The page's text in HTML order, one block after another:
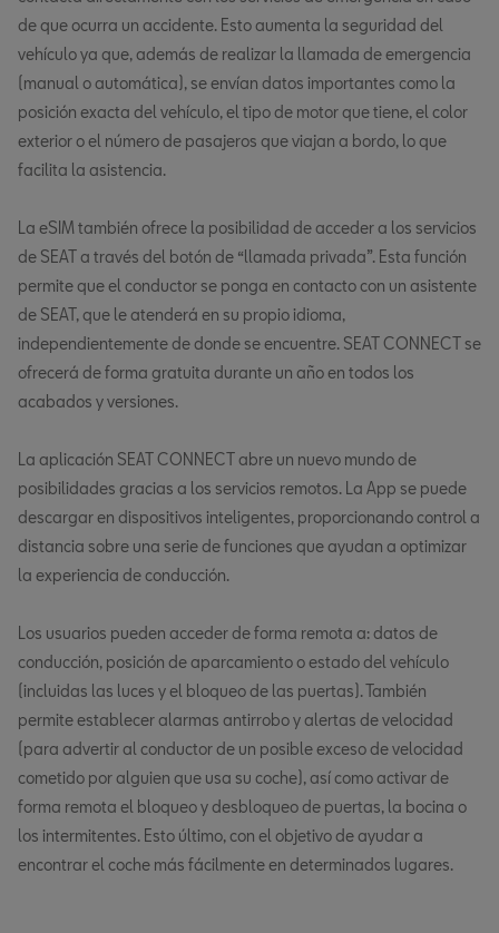
de que ocurra un accidente. Esto aumenta la seguridad del
vehículo ya que, además de realizar la llamada de emergencia
(manual o automática), se envían datos importantes como la
posición exacta del vehículo, el tipo de motor que tiene, el color
exterior o el número de pasajeros que viajan a bordo, lo que
facilita la asistencia.
La eSIM también ofrece la posibilidad de acceder a los servicios
de SEAT a través del botón de “llamada privada”. Esta función
permite que el conductor se ponga en contacto con un asistente
de SEAT, que le atenderá en su propio idioma,
independientemente de donde se encuentre. SEAT CONNECT se
ofrecerá de forma gratuita durante un año en todos los
acabados y versiones.
La aplicación SEAT CONNECT abre un nuevo mundo de
posibilidades gracias a los servicios remotos. La App se puede
descargar en dispositivos inteligentes, proporcionando control a
distancia sobre una serie de funciones que ayudan a optimizar
la experiencia de conducción.
Los usuarios pueden acceder de forma remota a: datos de
conducción, posición de aparcamiento o estado del vehículo
(incluidas las luces y el bloqueo de las puertas). También
permite establecer alarmas antirrobo y alertas de velocidad
(para advertir al conductor de un posible exceso de velocidad
cometido por alguien que usa su coche), así como activar de
forma remota el bloqueo y desbloqueo de puertas, la bocina o
los intermitentes. Esto último, con el objetivo de ayudar a
encontrar el coche más fácilmente en determinados lugares.